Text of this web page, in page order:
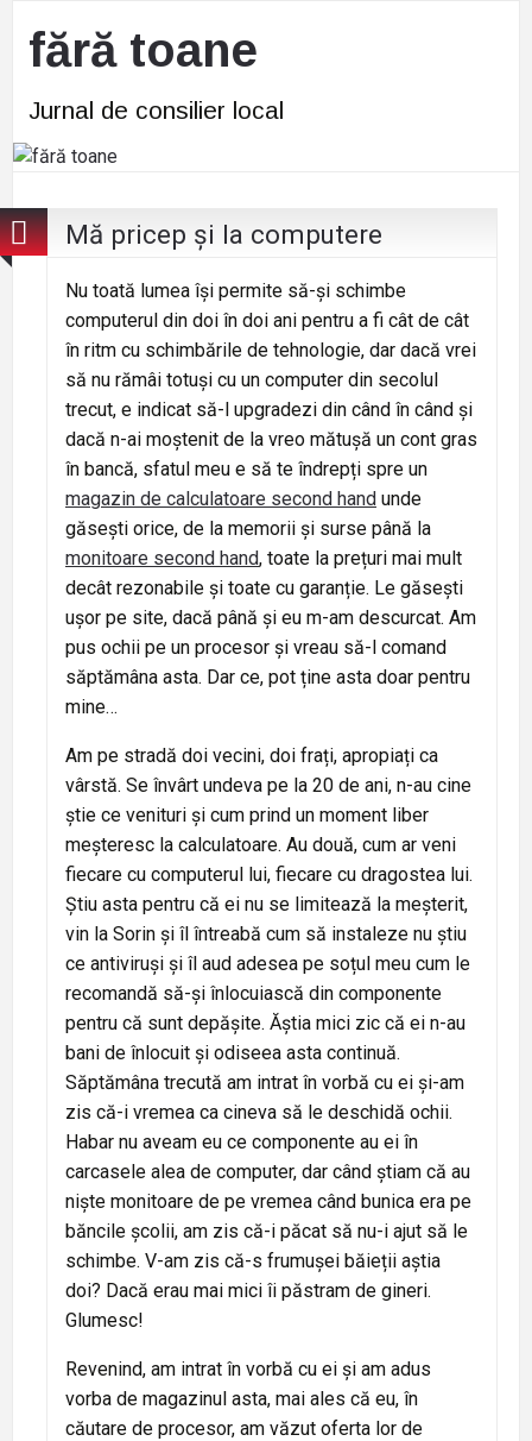
fără toane
Jurnal de consilier local
Mă pricep și la computere
Nu toată lumea își permite să-și schimbe
computerul din doi în doi ani pentru a fi cât de cât
în ritm cu schimbările de tehnologie, dar dacă vrei
să nu rămâi totuși cu un computer din secolul
trecut, e indicat să-l upgradezi din când în când și
dacă n-ai moștenit de la vreo mătușă un cont gras
în bancă, sfatul meu e să te îndrepți spre un
magazin de calculatoare second hand unde
găsești orice, de la memorii și surse până la
monitoare second hand, toate la prețuri mai mult
decât rezonabile și toate cu garanție. Le găsești
ușor pe site, dacă până și eu m-am descurcat. Am
pus ochii pe un procesor și vreau să-l comand
săptămâna asta. Dar ce, pot ține asta doar pentru
mine…
Am pe stradă doi vecini, doi frați, apropiați ca
vârstă. Se învârt undeva pe la 20 de ani, n-au cine
știe ce venituri și cum prind un moment liber
meșteresc la calculatoare. Au două, cum ar veni
fiecare cu computerul lui, fiecare cu dragostea lui.
Știu asta pentru că ei nu se limitează la meșterit,
vin la Sorin și îl întreabă cum să instaleze nu știu
ce antiviruși și îl aud adesea pe soțul meu cum le
recomandă să-și înlocuiască din componente
pentru că sunt depășite. Ăștia mici zic că ei n-au
bani de înlocuit și odiseea asta continuă.
Săptămâna trecută am intrat în vorbă cu ei și-am
zis că-i vremea ca cineva să le deschidă ochii.
Habar nu aveam eu ce componente au ei în
carcasele alea de computer, dar când știam că au
niște monitoare de pe vremea când bunica era pe
băncile școlii, am zis că-i păcat să nu-i ajut să le
schimbe. V-am zis că-s frumușei băieții aștia
doi? Dacă erau mai mici îi păstram de gineri.
Glumesc!
Revenind, am intrat în vorbă cu ei și am adus
vorba de magazinul asta, mai ales că eu, în
căutare de procesor, am văzut oferta lor de